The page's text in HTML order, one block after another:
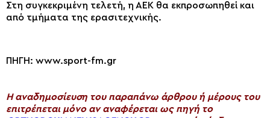
Στη συγκεκριμένη τελετή, η ΑΕΚ θα εκπροσωπηθεί και
από τμήματα της ερασιτεχνικής.
ΠΗΓΗ: www.sport-fm.gr
H αναδημοσίευση του παραπάνω άρθρου ή μέρους του
επιτρέπεται μόνο αν αναφέρεται ως πηγή το